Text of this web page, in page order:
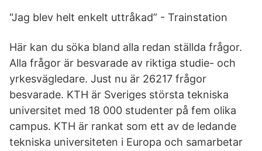
“Jag blev helt enkelt uttråkad” - Trainstation
Här kan du söka bland alla redan ställda frågor.
Alla frågor är besvarade av riktiga studie- och
yrkesvägledare. Just nu är 26217 frågor
besvarade. KTH är Sveriges största tekniska
universitet med 18 000 studenter på fem olika
campus. KTH är rankat som ett av de ledande
tekniska universiteten i Europa och samarbetar